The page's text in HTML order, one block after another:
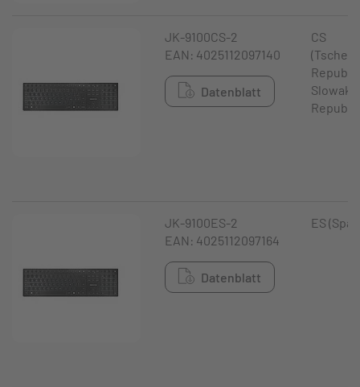
JK-9100CS-2
EAN: 4025112097140
Datenblatt
CS
JK-9100ES-2
EAN: 4025112097164
Datenblatt
ES